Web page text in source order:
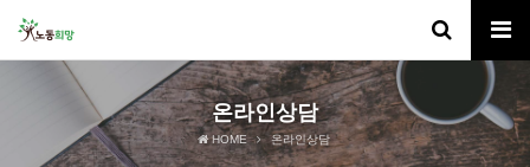
온라인상담
HOME 온라인상담